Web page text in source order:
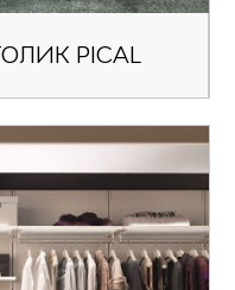
PICAL